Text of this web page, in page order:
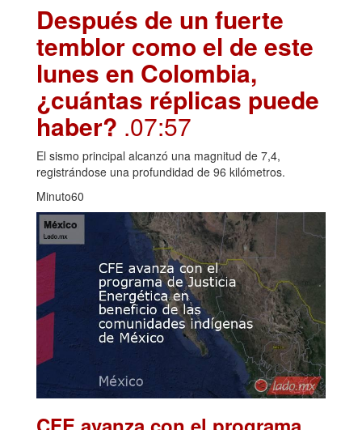
Después de un fuerte
temblor como el de este
lunes en Colombia,
¿cuántas réplicas puede
haber? .07:57
El sismo principal alcanzó una magnitud de 7,4,
registrándose una profundidad de 96 kilómetros.
Minuto60